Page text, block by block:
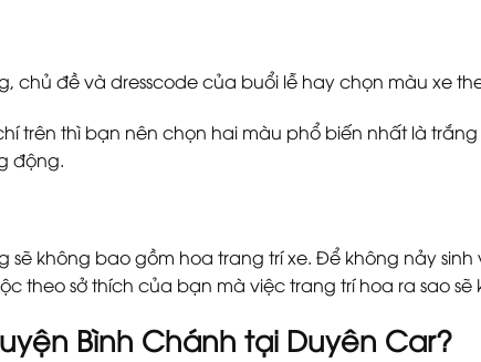
chủ đề và dresscode của buổi lễ hay chọn màu xe
trên thì bạn nên chọn hai màu phổ biến nhất là
động.
sẽ không bao gồm hoa trang trí xe. Để không nảy
theo sở thích của bạn mà việc trang trí hoa ra sao sẽ
Bình Chánh tại Duyên Car?